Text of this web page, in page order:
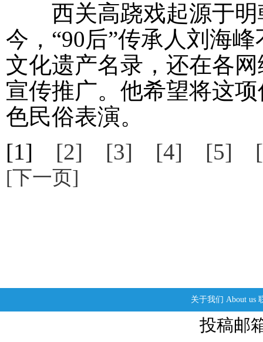
西关高跷戏起源于明
今，“90后”传承人刘海
文化遗产名录，还在各
宣传推广。他希望将这
色民俗表演。
[1] [2] [3] [4] [5]
[下一页]
关于我们 About us
投稿邮